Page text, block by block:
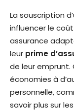
La souscription
influencer le coût
assurance
leur prime
de leur
économies à
personnelle,
savoir plus sur